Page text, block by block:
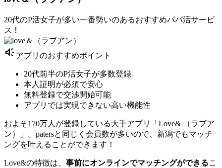
20代のP活女子が多い一番勢いのあるおすすめパパ活サービ
ス！
brand_awareness アプリのおすすめポイント
20代前半のP活女子が多数登録
本人証明が必須で安心
無料登録で交渉開始可能
アプリでは実現できない高い機能性
およそ170万人が登録している大手アプリ「Love& （ラブア
ン）」。patersと同じく会員数が多いので、新潟でもマッチ
ングを叶えることができます！
Love&の特徴は、 事前にオンラインでマッチングができるこ